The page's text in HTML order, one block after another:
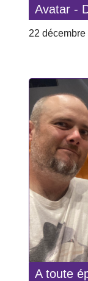
Avatar -
22 décembre
A toute